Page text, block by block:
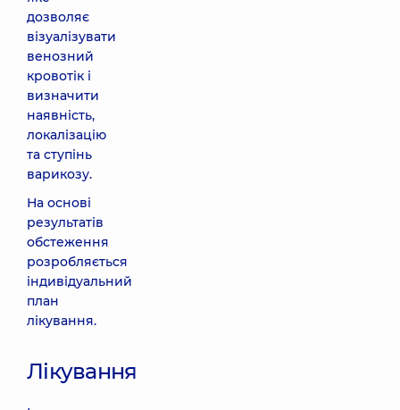
дозволяє
візуалізувати
венозний
кровотік і
визначити
наявність,
локалізацію
та ступінь
варикозу.
На основі
результатів
обстеження
розробляється
індивідуальний
план
лікування.
Лікування